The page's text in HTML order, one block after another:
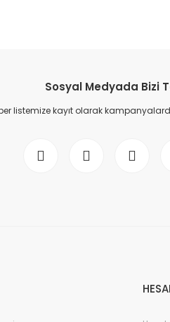
Sosyal Medyada Bizi
listemize kayıt olarak